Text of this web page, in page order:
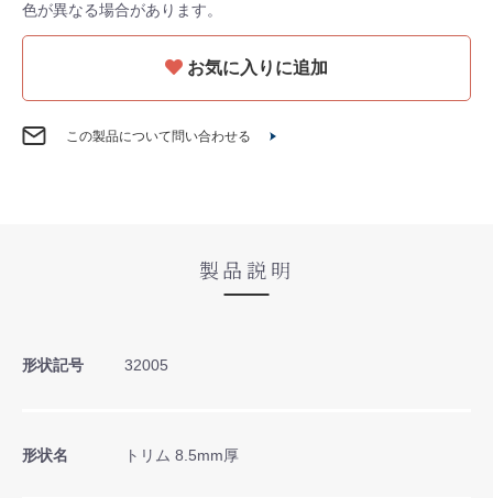
色が異なる場合があります。
お気に入りに追加
この製品について問い合わせる
製品説明
形状記号 32005
形状名 トリム 8.5mm厚